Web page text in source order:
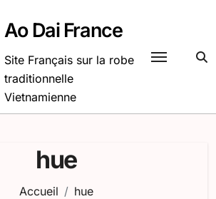
Ao Dai France
Site Français sur la robe
traditionnelle
Vietnamienne
hue
Accueil hue